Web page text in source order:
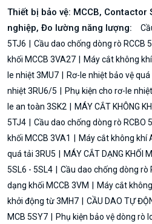
Thiết bị bảo vệ: MCCB, Contactor
nghiệp, Đo lường năng lượng:
5TJ6
Cầu dao chống dòng rò RCCB
khối MCCB 3VA27
Máy cắt không
le nhiệt 3MU7
Rơ-le nhiệt bảo vệ quá
nhiệt 3RU6/5
Phụ kiện cho rơ-le
le an toàn 3SK2
MÁY CẮT KHÔNG
5TJ4
Cầu dao chống dòng rò RCBO
khối MCCB 3VA1
Máy cắt không khí
quá tải 3RU5
MÁY CẮT DẠNG KHỐI
5SL6 - 5SL4
Cầu dao chống dòng rò
dạng khối MCCB 3VM
Máy cắt
khởi động từ 3MH7
CẦU DAO TỰ
MCB 5SY7
Phụ kiện bảo vệ dòng rò